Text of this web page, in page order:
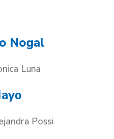
Nogal
Luna
Possi